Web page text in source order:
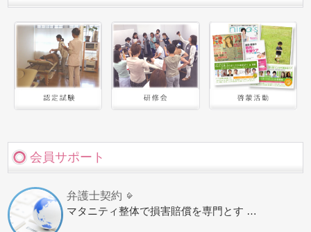
会員サポート
弁護士契約
マタニティ整体で損害賠償を専門とす …